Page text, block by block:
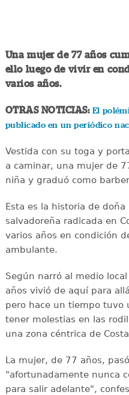
Una mujer de 77 años
ello luego de vivir en
varios años.
OTRAS NOTICIAS: El
publicado en un periódico
Vestida con su toga y
a caminar, una mujer de
niña y graduó como
Esta es la historia de doña
salvadoreña radicada en
varios años en condición
ambulante.
Según narró al medio local
años vivió de aquí para
pero hace un tiempo tuvo
tener molestias en las
una zona céntrica de
La mujer, de 77 años,
"afortunadamente nunca
para salir adelante",